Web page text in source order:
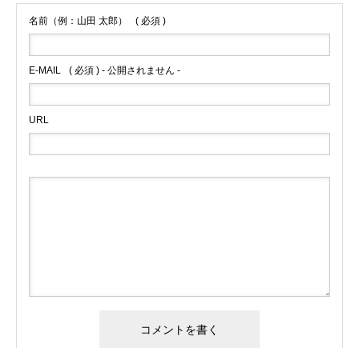
名前（例：山田 太郎） ( 必須 )
E-MAIL ( 必須 ) - 公開されません -
URL